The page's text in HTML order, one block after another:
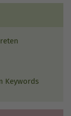
Keywords